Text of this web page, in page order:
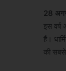
28
इस वर्ष
हैं।
की सबसे